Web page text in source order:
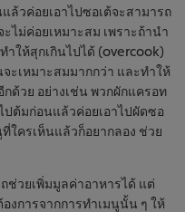
ล้วค่อยเอาไปซอเต้จะสามารถ
ไม่ค่อยเหมาะสม เพราะถ้านำ
ำให้สุกเกินไปได้ (overcook)
ะเหมาะสมมากกว่า และทำให้
ด้วย อย่างเช่น พวกผักแครอท
ต้มก่อนแล้วค่อยเอาไปผัดซอ
ใครเห็นแล้วก็อยากลอง ช่วย
ช่วยเพิ่มมูลค่าอาหารได้ แต่
งการจากการทำเมนูนั้น ๆ ให้